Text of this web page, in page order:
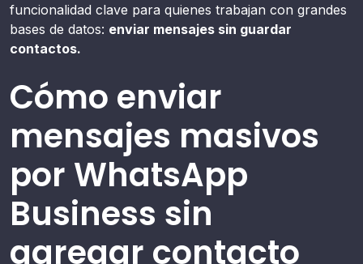
funcionalidad clave para quienes trabajan con grandes
bases de datos: enviar mensajes sin guardar
contactos.
Cómo enviar
mensajes masivos
por WhatsApp
Business sin
agregar contacto